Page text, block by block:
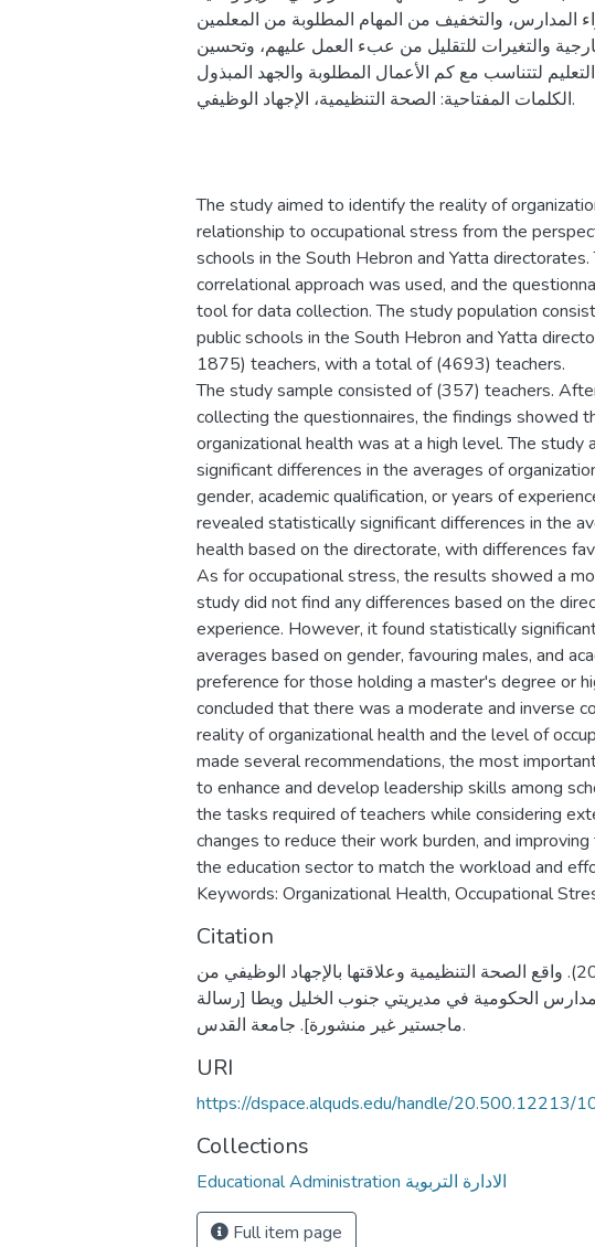
المدارس، والتخفيف من المهام المطلوبة من المعلمين
والتغيرات للتقليل من عبء العمل عليهم، وتحسين
لتتناسب مع كم الأعمال المطلوبة والجهد المبذول.
الكلمات المفتاحية: الصحة التنظيمية، الإجهاد الوظيفي.
The study aimed to identify the reality of
relationship to occupational stress from the
schools in the South Hebron and Yatta
correlational approach was used, and the
tool for data collection. The study population
public schools in the South Hebron and Yatta
1875) teachers, with a total of (4693) teachers.
The study sample consisted of (357) teachers.
collecting the questionnaires, the findings showed
organizational health was at a high level. The
significant differences in the averages of
gender, academic qualification, or years of
revealed statistically significant differences in the
health based on the directorate, with differences
As for occupational stress, the results showed a
study did not find any differences based on the
experience. However, it found statistically
averages based on gender, favouring males, and
preference for those holding a master's degree or
concluded that there was a moderate and inverse
reality of organizational health and the level of
made several recommendations, the most
to enhance and develop leadership skills among
the tasks required of teachers while considering
changes to reduce their work burden, and
the education sector to match the workload and
Keywords: Organizational Health, Occupational
Citation
سمير، هناء موسى. (2025). واقع الصحة التنظيمية وعلاقتها بالإجهاد الوظيفي من
الحكومية في مديريتي جنوب الخليل ويطا [رسالة
ماجستير غير منشورة]. جامعة القدس.
URI
https://dspace.alquds.edu/handle/20.500.12213/
Collections
Educational Administration الادارة التربوية
Full item page